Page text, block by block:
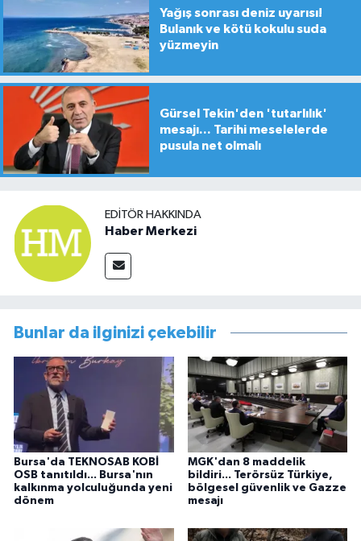
Yağış sonrası deniz uyarısı!
Bulanık ve kötü kokulu suda
yüzmeyin
Gürsel Tekin'den 'tutarlılık'
mesajı... Tarihi meselelerde
pusula net olmalı
EDITÖR HAKKINDA
Haber Merkezi
Bunlar da ilginizi çekebilir
Bursa'da TEKNOSAB KOBİ
OSB tanıtıldı... Bursa'nın
kalkınma yolculuğunda yeni
dönem
MGK'dan 8 maddelik
bildiri... Terörsüz Türkiye,
bölgesel güvenlik ve Gazze
mesajı